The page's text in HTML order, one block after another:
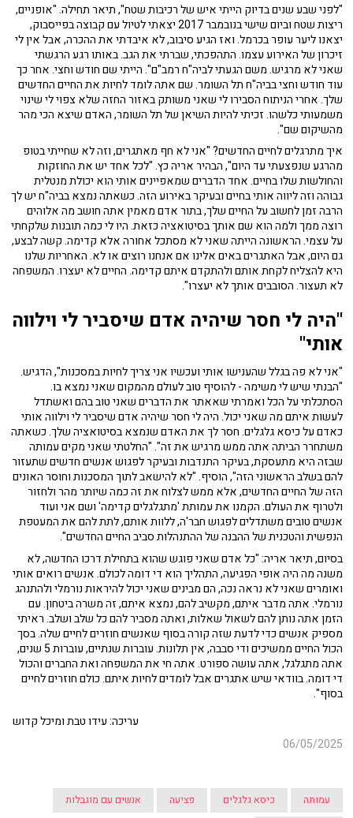
"לפני שבע שנים בדיוק הייתי איש של רכיבות שטח", תיאר תחילה. "אופניים,
ריצות שטח וביום שישי בנובמבר 2017 יצאתי לטיול עם קבוצה בפייסבוק,
יצאנו ליער עופר בכרמל. ואז הגיע סיבוב, לא איבדתי את ההכרה, אבל אין לי
זיכרון של האירוע עצמו. התהפכתי, שברתי את הגב. באותו רגע הרגשתי
שאני לא מרגיש. משם הגעתי לביה"ח רמב"ם". הייתי שם חודש וחצי. אחר כך
עוד חודש וחצי בביה"ח תל השומר. שם אתה לומד לחיות את החיים החדשים
שלך. אחרי הניתוח הסבירו לי שאני משותק באזור החזה שלא צפוי לי שינוי
משמעותי כלשהו. זכיתי להיות השיאן של תל השומר, האדם שיצא הכי מהר
מהשיקום שם".
איך מתרגלים לחיים החדשים? "אני לא חף מאתגרים, וזה לא שחייתי בטופ
מהרגע שנפצעתי עד היום", הבהיר אריה כץ. "לכל אחד יש את החוזקות
והחולשות שלו בחיים. אחד הדברים שמאפיינים אותי הוא יכולת מנטלית
גבוהה וזה ליווה אותי בחיים ובעיקר באירוע הזה. כשאתה נמצא בביה"ח יש לך
הרבה זמן לחשוב על החיים שלך, בתור אדם מאמין אתה חושב מה אלוהים
רוצה ממך ולמה הוא שם אותך בסיטואציה כזאת. היו לי כמה תובנות שלקחתי
על עצמי. הראשונה הייתה שאני לא מסתכל אחורה אלא קדימה. קשה לבצע,
גם היום, אבל האתגרים באים אלינו אם אנחנו רוצים או לא. האחריות שלנו
היא להצליח לקחת אותם ולהתקדם איתם קדימה. החיים לא יעצרו. המשפחה
לא תעצור. הסובבים אותך לא יעצרו".
"היה לי חסר שיהיה אדם שיסביר לי וילווה
אותי"
"אני לא פה בגלל שהענישו אותי ועכשיו אני צריך לחיות במסכנות", הדגיש.
"הבנתי שיש לי משימה - להוסיף טוב לעולם מהמקום שאני נמצא בו.
הסתכלתי על הכל ואמרתי שאאתר את הדברים שאני טוב בהם ואשתדל
לעשות איתם מה שאני יכול. היה לי חסר שיהיה אדם שיסביר לי וילווה אותי
כאדם על כיסא גלגלים. חסר לך את האדם שנמצא בסיטואציה שלך. כשאתה
משתחרר הביתה אתה ממש מרגיש את זה". "החלטתי שאני מקים עמותה
שבזה היא מתעסקת, בעיקר התנדבות ובעיקר לפגוש אנשים חדשים שתעזור
להם בשלב הראשוני הזה", הוסיף. "לא להישאב לתוך המסכנות וחוסר האונים
הזה של החיים החדשים, אלא ממש לצלוח את זה כמה שיותר מהר ולחזור
ולטרוף את העולם. הקמנו את עמותת 'מתגלגלים קדימה' ושם אני ועוד
אנשים טובים משתדלים לפגוש חבר'ה, ללוות אותם, לתת להם את המעטפת
הנפשית והטכנית של ההבנה של ההתנהלות סביב החיים החדשים".
בסיום, תיאר אריה: "כל אדם שאני פוגש שהוא בתחילת דרכו החדשה, לא
משנה מה היה אופי הפגיעה, התהליך הוא די דומה לכולם. אנשים רואים אותי
ואומרים שאני לא נראה נכה, הם מבינים שאני יכול להיראות נורמלי ולהתנהג
נורמלי. אתה מדבר איתם, מקשיב להם, נמצא איתם, זה משרה ביטחון. עם
הזמן אתה נותן להם לשאול שאלות, ואתה מסביר להם כל שלב ושלב. ראיתי
מספיק אנשים כדי לדעת שזה קורה בסוף שאנשים חוזרים לחיים שלה. בסך
הכול החיים ממשיכים ודי סבבה, אין תלונות. עוברות שנתיים, עוברות 5 שנים,
אתה מתגלגל, אתה עושה ספורט. אתה חי את המשפחה ואת החברים והכול
די דומה. בוודאי שיש אתגרים אבל לומדים לחיות איתם. כולם חוזרים לחיים
בסוף".
עריכה: עידו טבת ומיכל קדוש
06/05/2025
עמותה כיסא גלגלים פציעה
אנשים עם מוגבלות